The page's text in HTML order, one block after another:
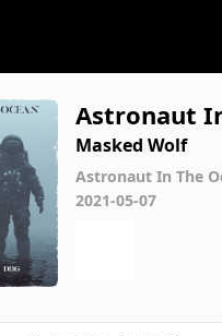
Astronaut
cean
G-Eazy &
Masked Wolf
Astronaut In The
x) [feat. G-Eazy &
2021-05-07